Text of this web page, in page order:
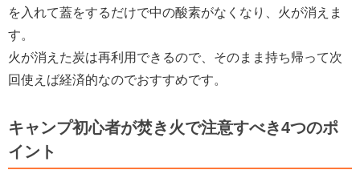
を入れて蓋をするだけで中の酸素がなくなり、火が消えま
す。
火が消えた炭は再利用できるので、そのまま持ち帰って次
回使えば経済的なのでおすすめです。
キャンプ初心者が焚き火で注意すべき4つのポ
イント